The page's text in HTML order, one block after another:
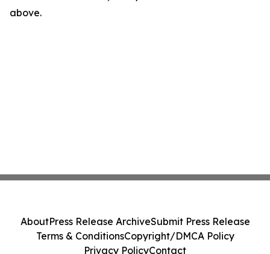
above.
AboutPress Release ArchiveSubmit Press Release
Terms & ConditionsCopyright/DMCA Policy
Privacy PolicyContact